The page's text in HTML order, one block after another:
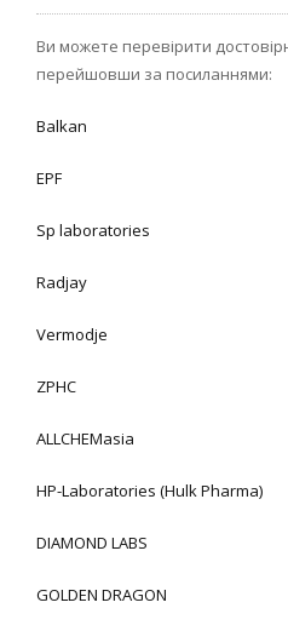
Ви можете перевірити
перейшовши за посиланнями:
Balkan
EPF
Sp laboratories
Radjay
Vermodje
ZPHC
ALLCHEMasia
HP-Laboratories (Hulk Pharma)
DIAMOND LABS
GOLDEN DRAGON